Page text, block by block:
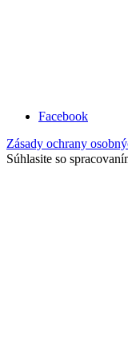
Facebook
Zásady ochrany
Súhlasite so